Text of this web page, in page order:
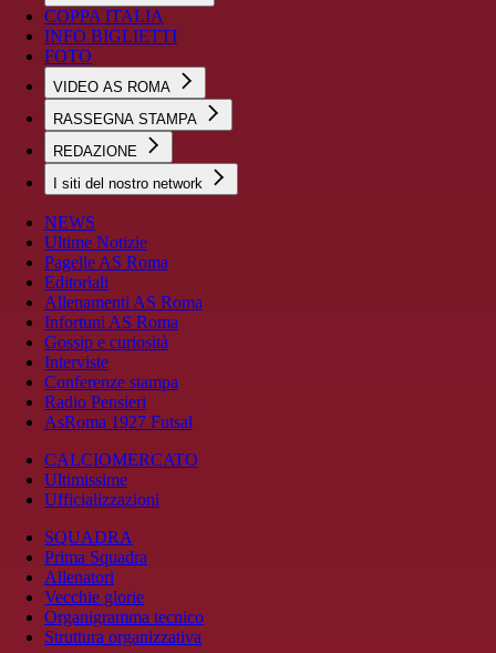
COPPA ITALIA
INFO BIGLIETTI
FOTO
VIDEO AS ROMA
RASSEGNA STAMPA
REDAZIONE
I siti del nostro network
NEWS
Ultime Notizie
Pagelle AS Roma
Editoriali
Allenamenti AS Roma
Infortuni AS Roma
Gossip e curiosità
Interviste
Conferenze stampa
Radio Pensieri
AsRoma 1927 Futsal
CALCIOMERCATO
Ultimissime
Ufficializzazioni
SQUADRA
Prima Squadra
Allenatori
Vecchie glorie
Organigramma tecnico
Struttura organizzativa